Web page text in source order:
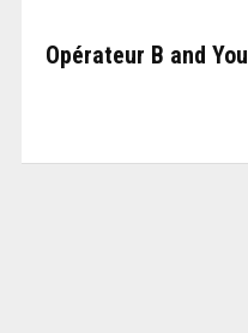
Opérateur B and You